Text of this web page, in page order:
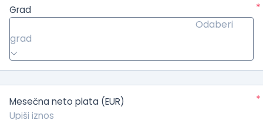
Grad
*
Odaberi
grad
Mesečna neto plata (EUR) *